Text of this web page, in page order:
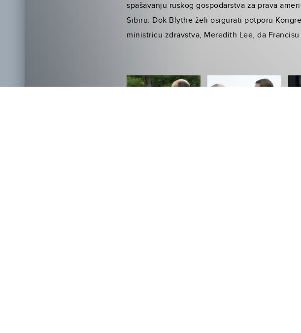
spašavanju ruskog gospodarstva za prava
Sibiru. Dok Blythe želi osigurati potporu
ministricu zdravstva, Meredith Lee, da